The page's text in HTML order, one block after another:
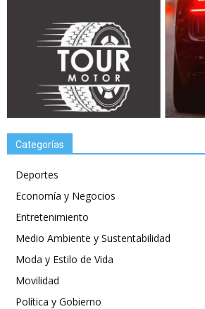
Categorías
Deportes
Economía y Negocios
Entretenimiento
Medio Ambiente y Sustentabilidad
Moda y Estilo de Vida
Movilidad
Política y Gobierno